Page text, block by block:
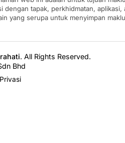
dengan tapak, perkhidmatan,
yang serupa untuk menyimpan
. All Rights Reserved.
Bhd